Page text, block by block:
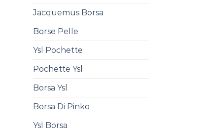
Jacquemus Borsa
Borse Pelle
Ysl Pochette
Pochette Ysl
Borsa Ysl
Borsa Di Pinko
Ysl Borsa